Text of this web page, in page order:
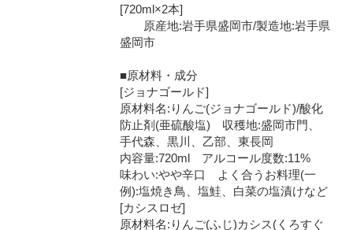
[720ml×2本]
原産地:岩手県盛岡市/製造地:岩手県
盛岡市
■原材料・成分
[ジョナゴールド]
原材料名:りんご(ジョナゴールド)/酸化
防止剤(亜硫酸塩) 収穫地:盛岡市門、
手代森、黒川、乙部、東長岡
内容量:720ml アルコール度数:11%
味わい:やや辛口 よく合うお料理(一
例):塩焼き鳥、塩鮭、白菜の塩漬けなど
[カシスロゼ]
原材料名:りんご(ふじ)カシス(くろすぐ